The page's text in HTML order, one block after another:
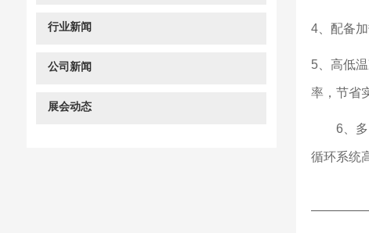
4、配备
5、高低
率，节省
6、
循环系统
行业新闻
公司新闻
展会动态